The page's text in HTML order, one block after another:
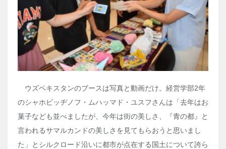
ウズベキスタンのブースは写真と動画だけ。経営学部2年
のシャホビッヂノフ・ムハッマド・ユスフさんは「去年はお
菓子なども並べましたが、今年は街の美しさ、『青の都』と
言われるサマルカンドの美しさを見てもらおうと思いまし
た」とシルクロード沿いに都市が点在する国土について誇ら